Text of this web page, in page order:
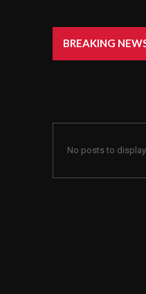
BREAKING
No posts to display